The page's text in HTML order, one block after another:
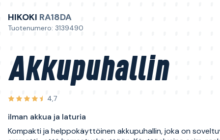
HIKOKI RA18DA
Tuotenumero: 3139490
Akkupuhallin
4,7
ilman akkua ja laturia
Kompakti ja helppokäyttöinen akkupuhallin, joka on